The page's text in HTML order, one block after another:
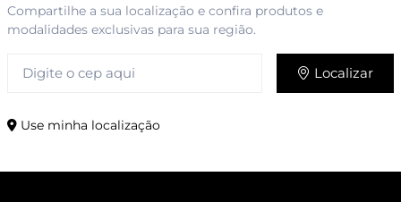
Compartilhe a sua localização e confira produtos e
modalidades exclusivas para sua região.
Localizar
Use minha localização